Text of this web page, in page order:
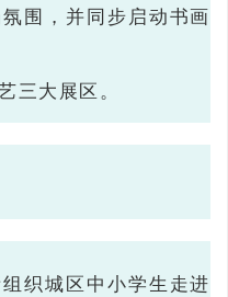
围，并同步启动书画
三大展区。
织城区中小学生走进